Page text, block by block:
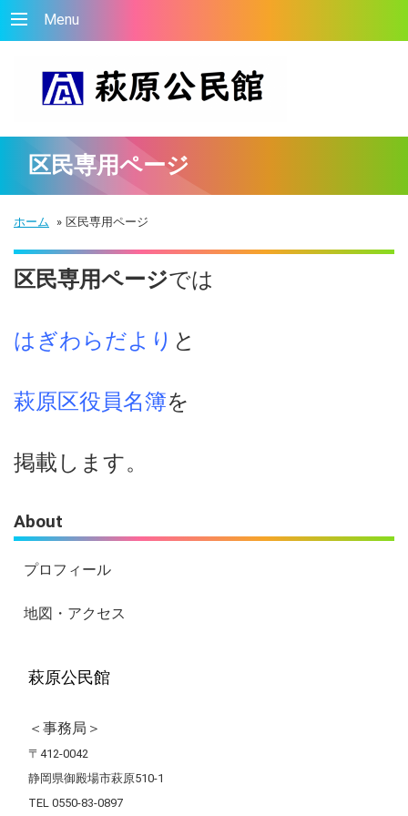
Menu
区民専用ページ
ホーム » 区民専用ページ
区民専用ページでは
はぎわらだより と
萩原区役員名簿を
掲載します。
About
プロフィール
地図・アクセス
萩原公民館
＜事務局＞
〒412-0042
静岡県御殿場市萩原510-1
TEL 0550-83-0897